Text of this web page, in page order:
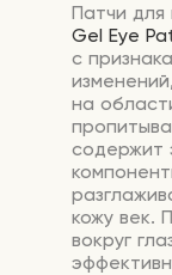
Патчи для
Gel Eye
с
на
содержит
кожу век.
вокруг